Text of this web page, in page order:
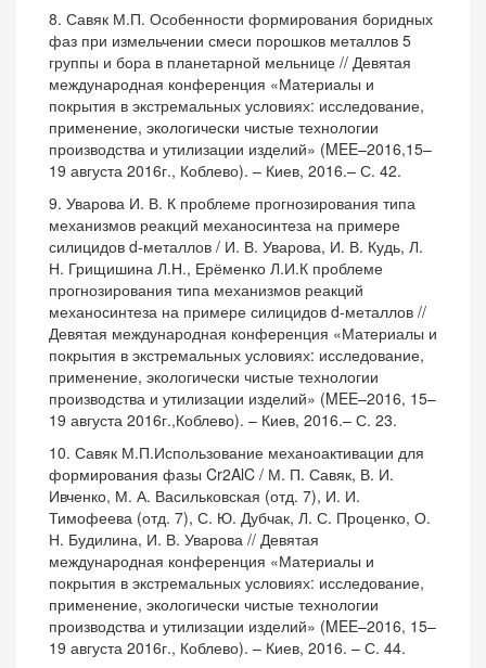
8. Савяк М.П. Особенности формирования боридных
фаз при измельчении смеси порошков металлов 5
группы и бора в планетарной мельнице // Девятая
международная конференция «Материалы и
покрытия в экстремальных условиях: исследование,
применение, экологически чистые технологии
производства и утилизации изделий» (MEE–2016,15–
19 августа 2016г., Коблево). – Киев, 2016.– С. 42.
9. Уварова И. В. К проблеме прогнозирования типа
механизмов реакций механосинтеза на примере
силицидов d-металлов / И. В. Уварова, И. В. Кудь, Л.
Н. Грищишина Л.Н., Ерёменко Л.И.К проблеме
прогнозирования типа механизмов реакций
механосинтеза на примере силицидов d-металлов //
Девятая международная конференция «Материалы и
покрытия в экстремальных условиях: исследование,
применение, экологически чистые технологии
производства и утилизации изделий» (MEE–2016, 15–
19 августа 2016г.,Коблево). – Киев, 2016.– С. 23.
10. Савяк М.П.Использование механоактивации для
формирования фазы Cr2AlC / М. П. Савяк, В. И.
Ивченко, М. А. Васильковская (отд. 7), И. И.
Тимофеева (отд. 7), С. Ю. Дубчак, Л. С. Проценко, О.
Н. Будилина, И. В. Уварова // Девятая
международная конференция «Материалы и
покрытия в экстремальных условиях: исследование,
применение, экологически чистые технологии
производства и утилизации изделий» (MEE–2016, 15–
19 августа 2016г., Коблево). – Киев, 2016. – С. 44.